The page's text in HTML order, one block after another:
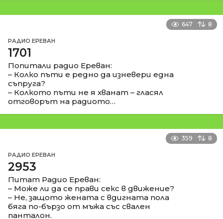
647 8
РАДИО ЕРЕВАН
1701
Попитали радио Ереван:
– Колко пъти е редно да изневери една
съпруга?
– Колкото пъти не я хванат – гласял
отговорът на радиото…
359 8
РАДИО ЕРЕВАН
2953
Питат Радио Ереван:
– Може ли да се прави секс в движение?
– Не, защото жената с вдигната пола
бяга по-бързо от мъжа със свален
панталон.